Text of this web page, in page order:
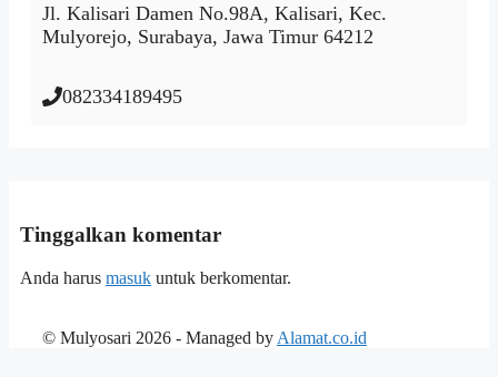
Jl. Kalisari Damen No.98A, Kalisari, Kec.
Mulyorejo, Surabaya, Jawa Timur 64212
082334189495
Tinggalkan komentar
Anda harus masuk untuk berkomentar.
© Mulyosari 2026 - Managed by Alamat.co.id